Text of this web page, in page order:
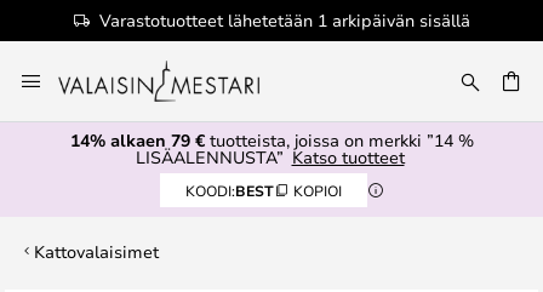
Varastotuotteet lähetetään 1 arkipäivän sisällä
to
Content
14% alkaen 79 €tuotteista, joissa on merkki ”14 %
LISÄALENNUSTA” Katso tuotteet
KOODI:BEST KOPIOI
Kattovalaisimet